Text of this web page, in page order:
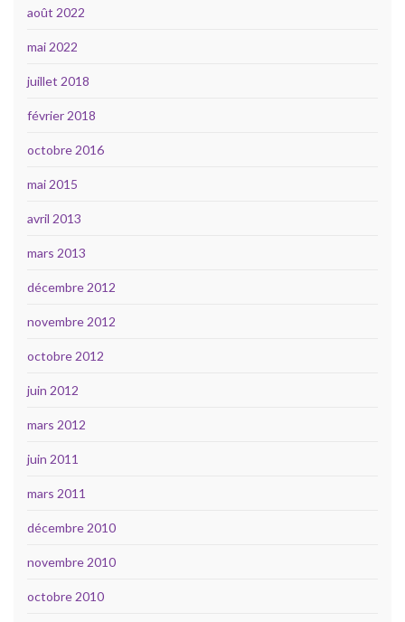
août 2022
mai 2022
juillet 2018
février 2018
octobre 2016
mai 2015
avril 2013
mars 2013
décembre 2012
novembre 2012
octobre 2012
juin 2012
mars 2012
juin 2011
mars 2011
décembre 2010
novembre 2010
octobre 2010